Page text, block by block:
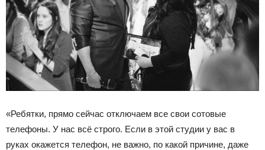
«Ребятки, прямо сейчас отключаем все свои сотовые
телефоны. У нас всё строго. Если в этой студии у вас в
руках окажется телефон, не важно, по какой причине, даже